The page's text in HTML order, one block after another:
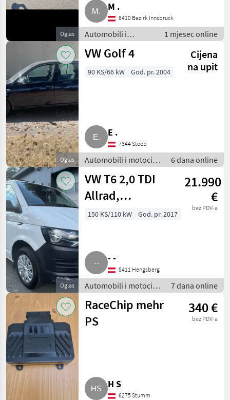
Oglas
M .
6410 Bezirk Innsbruck
Automobili i
motocikli /
Limuzine
1 mjesec online
Oglas
VW Golf 4
Cijena
na upit
90 KS/66 kW God. pr. 2004
E .
7344 Stoob
Automobili i motocikli
/ Limuzine
6 dana online
Oglas
VW T6 2,0 TDI
Allrad,
Erstbesitz,
21.990
€
bez PDV-a
150 KS/110 kW God. pr. 2017
- -
8411 Hengsberg
Automobili i motocikli
/ Limuzine
7 dana online
RaceChip mehr
PS
340 €
bez PDV-a
H S
6275 Stumm